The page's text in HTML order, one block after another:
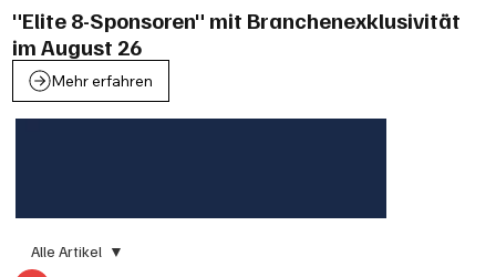
"Elite 8-Sponsoren" mit Branchenexklusivität
im August 26
Mehr erfahren
Alle Artikel